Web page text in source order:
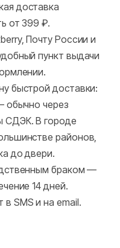
доставка
от 399 ₽.
Почту России и
пункт выдачи
быстрой доставки:
обычно через
СДЭК. В городе
районов,
до двери.
браком —
14 дней.
SMS и на email.